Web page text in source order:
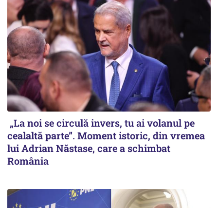
„La noi se circulă invers, tu ai volanul pe
cealaltă parte”. Moment istoric, din vremea
lui Adrian Năstase, care a schimbat
România